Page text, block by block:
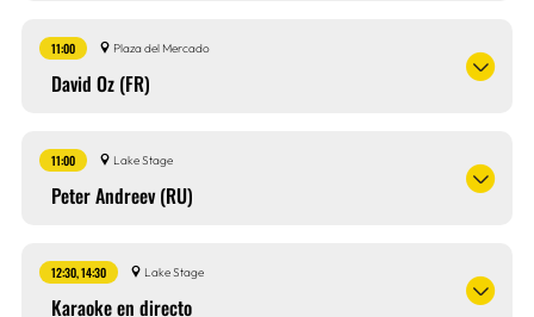
11:00 Plaza del Mercado
David Oz (FR)
11:00 Lake Stage
Peter Andreev (RU)
12:30, 14:30 Lake Stage
Karaoke en directo